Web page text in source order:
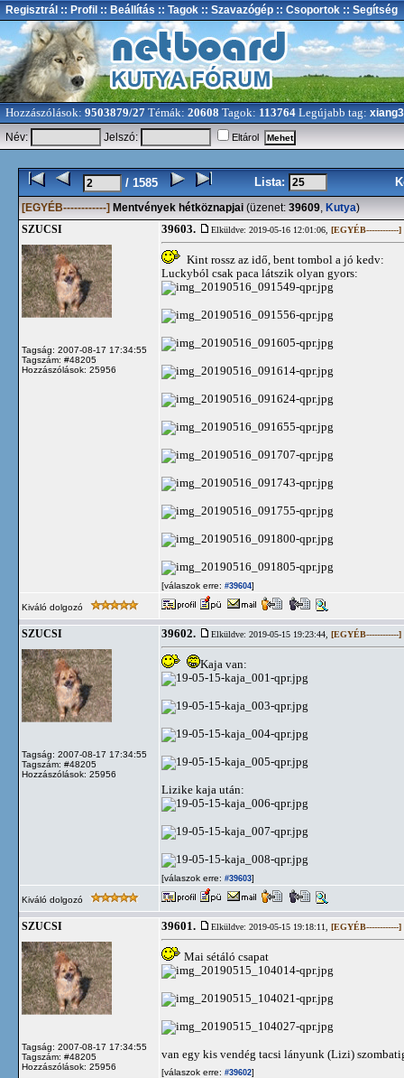
Regisztrál :: Profil :: Beállítás :: Tagok :: Szavazógép :: Csoportok :: Segítség
Hozzászólások: 9503879/27 Témák: 20608 Tagok: 113764 Legújabb tag:
Név:
Jelszó: Eltárol
/ 1585 Lista:
[EGYÉB------------] Mentvények hétköznapjai (üzenet: 39609, Kutya)
SZUCSI
Tagság: 2007-08-17 17:34:55
Tagszám: #48205
Hozzászólások: 25956
39603. Elküldve: 2019-05-16 12:01:06, [EGYÉB------------]
Kint rossz az idő, bent tombol a jó kedv:
Luckyból csak paca látszik olyan gyors:
[válaszok erre: #39604]
Kiváló dolgozó
SZUCSI
Tagság: 2007-08-17 17:34:55
Tagszám: #48205
Hozzászólások: 25956
39602. Elküldve: 2019-05-15 19:23:44, [EGYÉB------------]
Kaja van:
Lizike kaja után:
[válaszok erre: #39603]
Kiváló dolgozó
SZUCSI
Tagság: 2007-08-17 17:34:55
Tagszám: #48205
Hozzászólások: 25956
39601. Elküldve: 2019-05-15 19:18:11, [EGYÉB------------]
Mai sétáló csapat
van egy kis vendég tacsi lányunk (Lizi)
[válaszok erre: #39602]